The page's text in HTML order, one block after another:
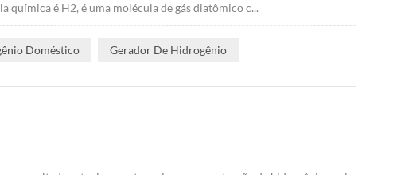
química é H2, é uma molécula de gás diatômico c...
Doméstico Gerador De Hidrogênio